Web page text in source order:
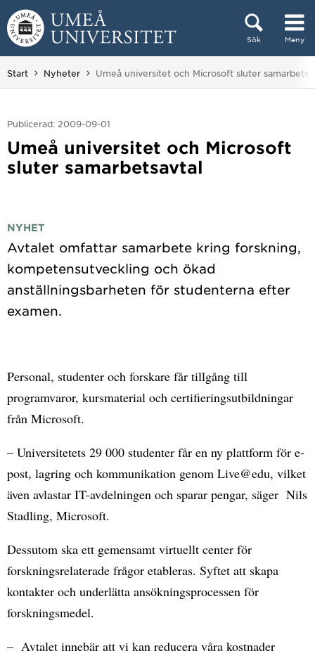
Hoppa direkt till innehållet
Sök Meny
Huvudmenyn dold.
Start Nyheter Du är här:
Umeå universitet och Microsoft sluter
Publicerad: 2009-09-01
Umeå universitet och Microsoft
sluter samarbetsavtal
NYHET
Avtalet omfattar samarbete kring forskning,
kompetensutveckling och ökad
anställningsbarheten för studenterna efter
Personal, studenter och forskare får tillgång till
programvaror, kursmaterial och certifieringsutbildningar
från Microsoft.
– Universitetets 29 000 studenter får en ny plattform för e-
post, lagring och kommunikation genom Live@edu, vilket
även avlastar IT-avdelningen och sparar pengar, säger Nils
Stadling, Microsoft.
Dessutom ska ett gemensamt virtuellt center för
forskningsrelaterade frågor etableras. Syftet att skapa
kontakter och underlätta ansökningsprocessen för
forskningsmedel.
– Avtalet innebär att vi kan reducera våra kostnader